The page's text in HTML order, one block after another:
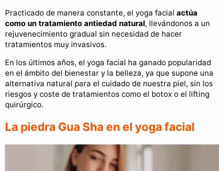
Practicado de manera constante, el yoga facial actúa
como un tratamiento antiedad natural, llevándonos a un
rejuvenecimiento gradual sin necesidad de hacer
tratamientos muy invasivos.
En los últimos años, el yoga facial ha ganado popularidad
en el ámbito del bienestar y la belleza, ya que supone una
alternativa natural para el cuidado de nuestra piel, sin los
riesgos y coste de tratamientos como el botox o el lifting
quirúrgico.
La piedra Gua Sha en el yoga facial